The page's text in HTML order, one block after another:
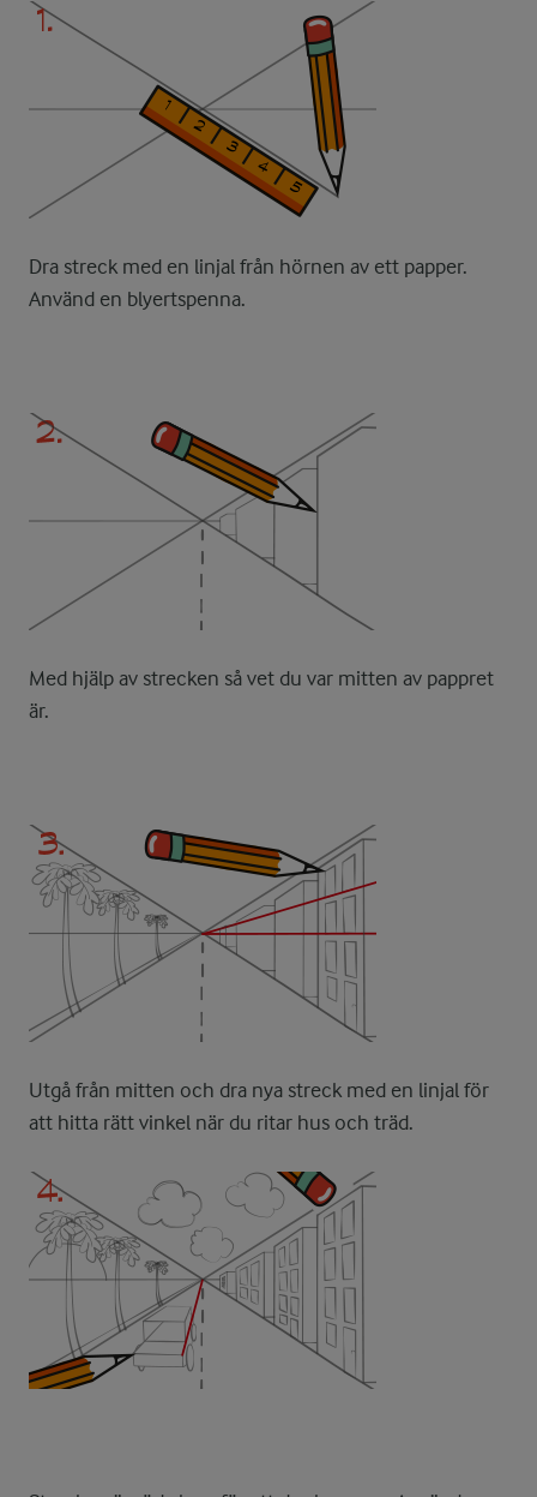
Dra streck med en linjal från hörnen av ett papper.
Använd en blyertspenna.
Med hjälp av strecken så vet du var mitten av pappret
är.
Utgå från mitten och dra nya streck med en linjal för
att hitta rätt vinkel när du ritar hus och träd.